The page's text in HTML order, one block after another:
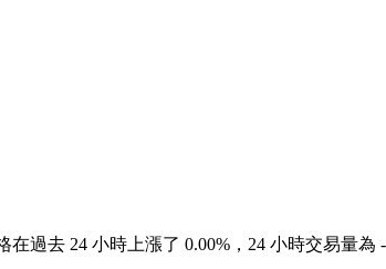
在過去 24 小時上漲了 0.00%，24 小時交易量